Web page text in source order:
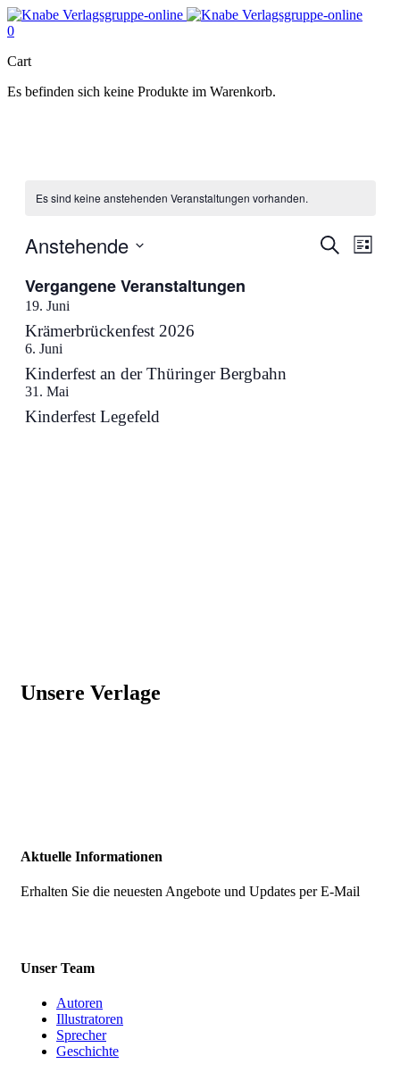
0
Cart
Es befinden sich keine Produkte im Warenkorb.
Es sind keine anstehenden Veranstaltungen vorhanden.
Suche
Liste
Anstehende
wählen.
Vergangene Veranstaltungen
19. Juni
Krämerbrückenfest 2026
6. Juni
Kinderfest an der Thüringer Bergbahn
31. Mai
Kinderfest Legefeld
Unsere Verlage
Aktuelle Informationen
Erhalten Sie die neuesten Angebote und Updates per E-Mail
Unser Team
Autoren
Illustratoren
Sprecher
Geschichte